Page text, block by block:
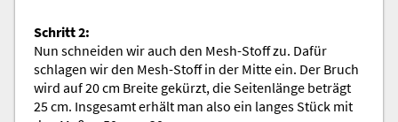
Schritt 2:
Nun schneiden wir auch den Mesh-Stoff zu. Dafür
schlagen wir den Mesh-Stoff in der Mitte ein. Der Bruch
wird auf 20 cm Breite gekürzt, die Seitenlänge beträgt
25 cm. Insgesamt erhält man also ein langes Stück mit